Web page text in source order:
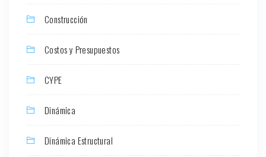
Construcción
Costos y Presupuestos
CYPE
Dinámica
Dinámica Estructural